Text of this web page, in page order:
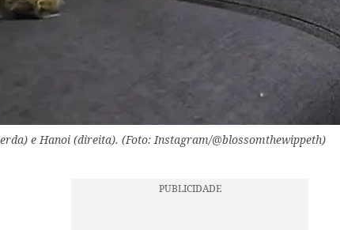
e Hanoi (direita). (Foto: Instagram/@blossomthewippeth)